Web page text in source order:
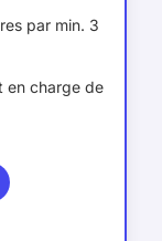
par min. 3
en charge de